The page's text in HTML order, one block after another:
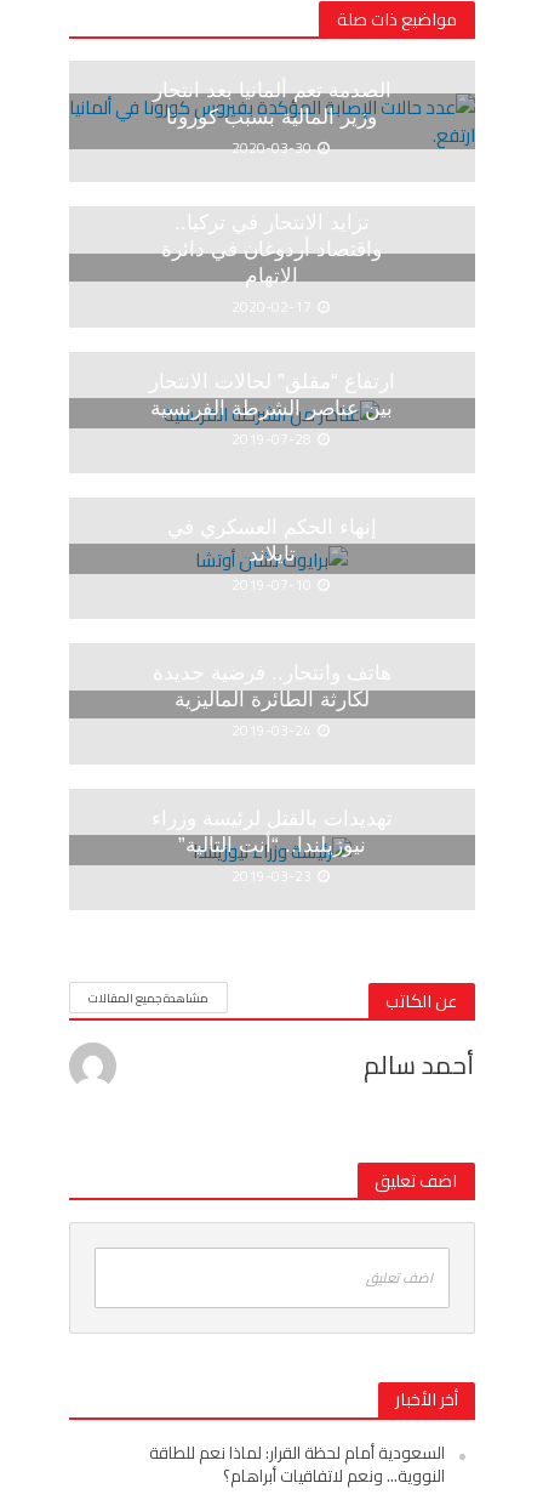
مواضيع ذات صلة
الصدمة تعم ألمانيا بعد انتحار
وزير المالية بسبب كورونا
2020-03-30
تزايد الانتحار في تركيا..
واقتصاد أردوغان في دائرة
الاتهام
2020-02-17
ارتفاع “مقلق” لحالات الانتحار
بين عناصر الشرطة الفرنسية
2019-07-28
إنهاء الحكم العسكري في
تايلاند
2019-07-10
هاتف وانتحار.. فرضية جديدة
لكارثة الطائرة الماليزية
2019-03-24
تهديدات بالقتل لرئيسة وزراء
نيوزيلندا.. “أنت التالية”
2019-03-23
عن الكاتب مشاهدة جميع المقالات
أحمد سالم
اضف تعليق
اضف تعليق
أخر الأخبار
السعودية أمام لحظة القرار: لماذا نعم للطاقة
النووية… ونعم لاتفاقيات أبراهام؟